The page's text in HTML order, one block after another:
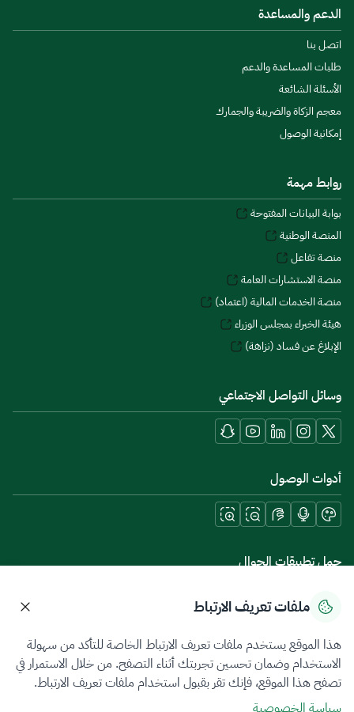
الدعم والمساعدة
اتصل بنا
طلبات المساعدة والدعم
الأسئلة الشائعة
معجم الزكاة والضريبة والجمارك
إمكانية الوصول
روابط مهمة
بوابة البيانات المفتوحة
المنصة الوطنية
منصة تفاعل
منصة الاستشارات العامة
منصة الخدمات المالية (اعتماد)
هيئة الخبراء بمجلس الوزراء
الإبلاغ عن فساد (نزاهة)
وسائل التواصل الاجتماعي
أدوات الوصول
حمل تطبيقات الجوال
سياسة الخصوصيةشروط الاستخدامخريطة الموقع
جميع الحقوق محفوظة 2026 © ZATCA.GOV.SA
ملفات تعريف الارتباط
هذا الموقع يستخدم ملفات تعريف الارتباط الخاصة للتأكد من سهولة
الاستخدام وضمان تحسين تجربتك أثناء التصفح. من خلال الاستمرار في
تصفح هذا الموقع، فإنك تقر بقبول استخدام ملفات تعريف الارتباط.
سياسة الخصوصية